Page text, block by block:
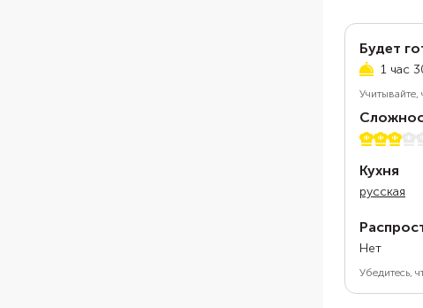
Будет
1 час
Учитывайте,
3 из 5
Кухня
русская
Нет
Убедитесь,